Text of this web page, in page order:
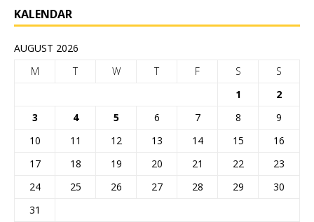
KALENDAR
AUGUST 2026
M
T W T F S
S
1
2
3
4 5 6 7 8
9
10
11 12 13 14 15
16
17
18 19 20 21 22
23
24
25 26 27 28 29
30
31